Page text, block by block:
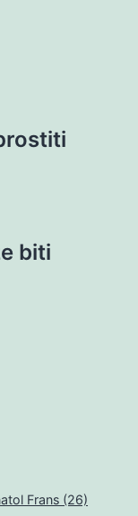
biti
Frans (26)